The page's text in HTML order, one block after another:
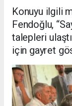
Konuyu ilgili
Fendoğlu,
talepleri
için gayret